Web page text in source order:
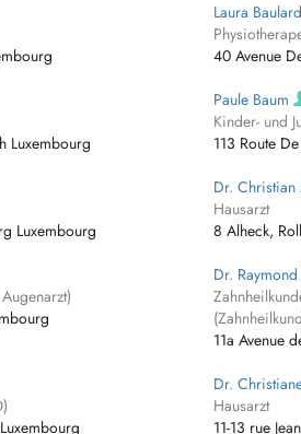
Laura
40 Avenue
Luxembourg
Paule Baum
Kinder- und
113 Route
Luxembourg
Dr.
Hausarzt
8 Alheck,
Dr.
11a Avenue
Dr.
Hausarzt
11-13 rue